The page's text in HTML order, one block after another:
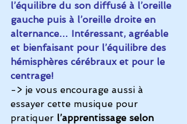
l’équilibre du son diffusé à l’oreille
gauche puis à l’oreille droite en
alternance… Intéressant, agréable
et bienfaisant pour l’équilibre des
hémisphères cérébraux et pour le
centrage!
-> je vous encourage aussi à
essayer cette musique pour
pratiquer l’apprentissage selon